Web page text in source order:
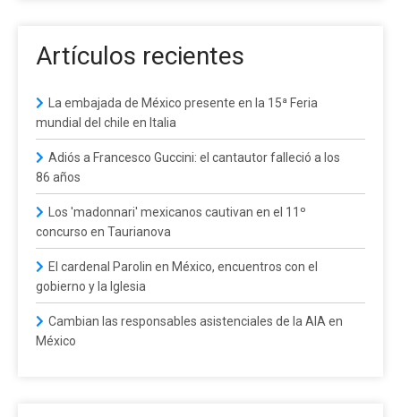
Artículos recientes
La embajada de México presente en la 15ª Feria
mundial del chile en Italia
Adiós a Francesco Guccini: el cantautor falleció a los
86 años
Los 'madonnari' mexicanos cautivan en el 11º
concurso en Taurianova
El cardenal Parolin en México, encuentros con el
gobierno y la Iglesia
Cambian las responsables asistenciales de la AIA en
México